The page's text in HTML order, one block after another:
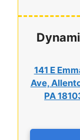
141 E
Ave,
PA